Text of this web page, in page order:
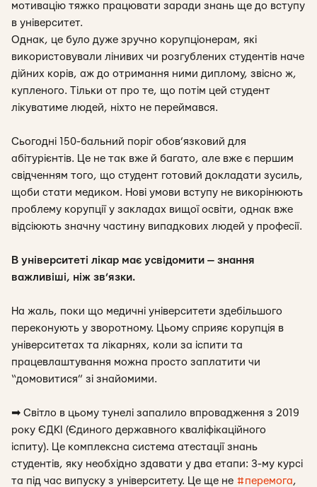
мотивацію тяжко працювати заради знань ще до вступу
в університет.
Однак, це було дуже зручно корупціонерам, які
використовували лінивих чи розгублених студентів наче
дійних корів, аж до отримання ними диплому, звісно ж,
купленого. Тільки от про те, що потім цей студент
лікуватиме людей, ніхто не переймався.
Сьогодні 150-бальний поріг обов’язковий для
абітурієнтів. Це не так вже й багато, але вже є першим
свідченням того, що студент готовий докладати зусиль,
щоби стати медиком. Нові умови вступу не викорінюють
проблему корупції у закладах вищої освіти, однак вже
відсіюють значну частину випадкових людей у професії.
В університеті лікар має усвідомити — знання
важливіші, ніж зв’язки.
На жаль, поки що медичні університети здебільшого
переконують у зворотному. Цьому сприяє корупція в
університетах та лікарнях, коли за іспити та
працевлаштування можна просто заплатити чи
“домовитися” зі знайомими.
➡ Світло в цьому тунелі запалило впровадження з 2019
року ЄДКІ (Єдиного державного кваліфікаційного
іспиту). Це комплексна система атестації знань
студентів, яку необхідно здавати у два етапи: 3-му курсі
та під час випуску з університету. Це ще не #перемога,